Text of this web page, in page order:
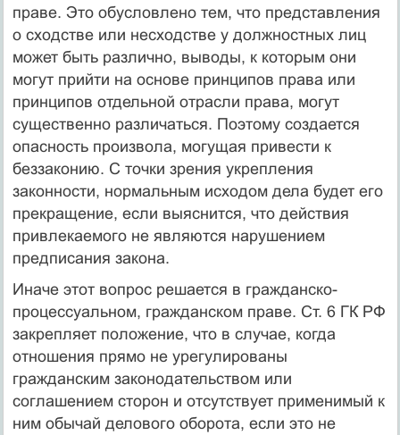
праве. Это обусловлено тем, что представления
о сходстве или несходстве у должностных лиц
может быть различно, выводы, к которым они
могут прийти на основе принципов права или
принципов отдельной отрасли права, могут
существенно различаться. Поэтому создается
опасность произвола, могущая привести к
беззаконию. С точки зрения укрепления
законности, нормальным исходом дела будет его
прекращение, если выяснится, что действия
привлекаемого не являются нарушением
предписания закона.
Иначе этот вопрос решается в гражданско-
процессуальном, гражданском праве. Ст. 6 ГК РФ
закрепляет положение, что в случае, когда
отношения прямо не урегулированы
гражданским законодательством или
соглашением сторон и отсутствует применимый к
ним обычай делового оборота, если это не